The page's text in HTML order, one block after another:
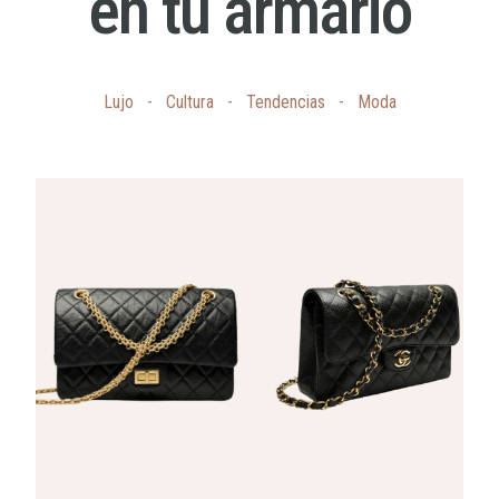
Lujo - Cultura - Tendencias - Moda